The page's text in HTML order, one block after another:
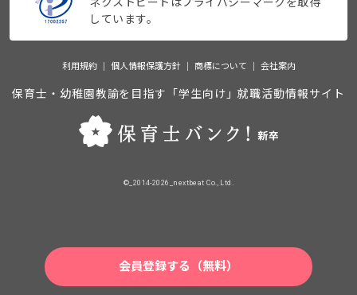
会員登録する（無料）
ネクストビートはプライバシーマークを取得
しています。
利用規約 個人情報保護方針 商標について 会社案内
保育士・幼稚園教諭を目指す「学生向け」就職活動情報サイト
©_2014-2026_nextbeat Co., Ltd.